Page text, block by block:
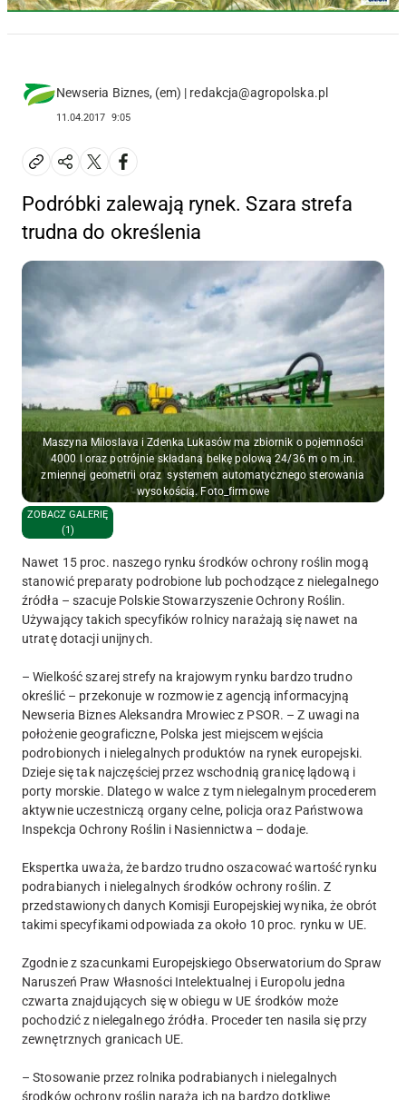
Newseria Biznes, (em) | redakcja@agropolska.pl
11.04.2017 9:05
Podróbki zalewają rynek. Szara strefa
trudna do określenia
Maszyna Miloslava i Zdenka Lukasów ma zbiornik o pojemności
4000 l oraz potrójnie składaną belkę polową 24/36 m o m.in.
zmiennej geometrii oraz systemem automatycznego sterowania
wysokością. Foto_firmowe
ZOBACZ GALERIĘ
(1)
Nawet 15 proc. naszego rynku środków ochrony roślin mogą
stanowić preparaty podrobione lub pochodzące z nielegalnego
źródła – szacuje Polskie Stowarzyszenie Ochrony Roślin.
Używający takich specyfików rolnicy narażają się nawet na
utratę dotacji unijnych.
– Wielkość szarej strefy na krajowym rynku bardzo trudno
określić – przekonuje w rozmowie z agencją informacyjną
Newseria Biznes Aleksandra Mrowiec z PSOR. – Z uwagi na
położenie geograficzne, Polska jest miejscem wejścia
podrobionych i nielegalnych produktów na rynek europejski.
Dzieje się tak najczęściej przez wschodnią granicę lądową i
porty morskie. Dlatego w walce z tym nielegalnym procederem
aktywnie uczestniczą organy celne, policja oraz Państwowa
Inspekcja Ochrony Roślin i Nasiennictwa – dodaje.
Ekspertka uważa, że bardzo trudno oszacować wartość rynku
podrabianych i nielegalnych środków ochrony roślin. Z
przedstawionych danych Komisji Europejskiej wynika, że obrót
takimi specyfikami odpowiada za około 10 proc. rynku w UE.
Zgodnie z szacunkami Europejskiego Obserwatorium do Spraw
Naruszeń Praw Własności Intelektualnej i Europolu jedna
czwarta znajdujących się w obiegu w UE środków może
pochodzić z nielegalnego źródła. Proceder ten nasila się przy
zewnętrznych granicach UE.
– Stosowanie przez rolnika podrabianych i nielegalnych
środków ochrony roślin naraża ich na bardzo dotkliwe